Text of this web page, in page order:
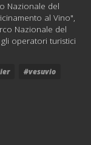
Nazionale del
al Vino",
Nazionale del
operatori turistici
#vesuvio